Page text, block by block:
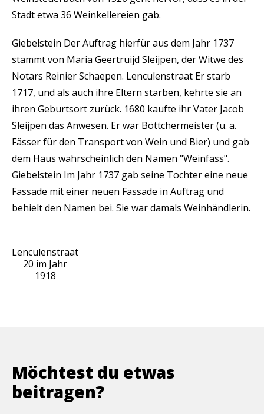
Stadt etwa 36 Weinkellereien gab.
Giebelstein Der Auftrag hierfür aus dem Jahr 1737
stammt von Maria Geertruijd Sleijpen, der Witwe des
Notars Reinier Schaepen. Lenculenstraat Er starb
1717, und als auch ihre Eltern starben, kehrte sie an
ihren Geburtsort zurück. 1680 kaufte ihr Vater Jacob
Sleijpen das Anwesen. Er war Böttchermeister (u. a.
Fässer für den Transport von Wein und Bier) und gab
dem Haus wahrscheinlich den Namen "Weinfass".
Giebelstein Im Jahr 1737 gab seine Tochter eine neue
Fassade mit einer neuen Fassade in Auftrag und
behielt den Namen bei. Sie war damals Weinhändlerin.
Lenculenstraat
20 im Jahr
1918
Möchtest du etwas
beitragen?